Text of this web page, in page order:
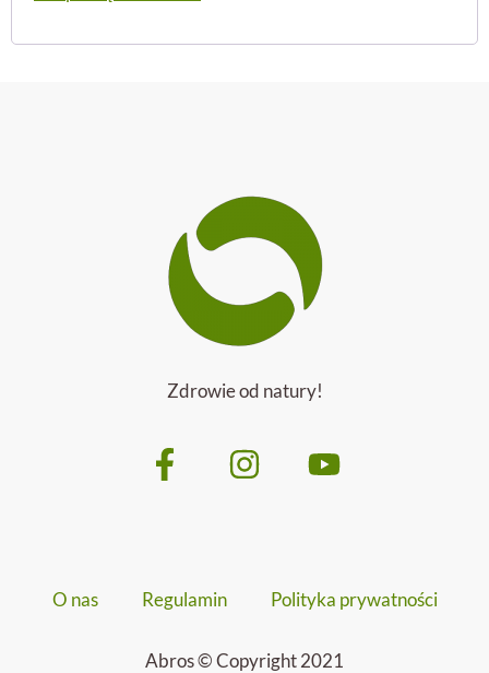
Zdrowie od natury!
O nas Regulamin Polityka prywatności
Abros © Copyright 2021